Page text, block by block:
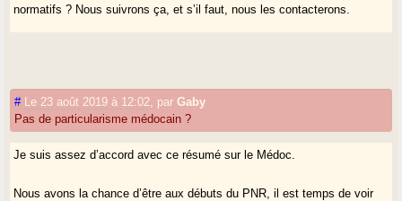
normatifs ? Nous suivrons ça, et s’il faut, nous les contacterons.
magnifique rive saintongeaise en face, mais peut-être trop classique.
On trouve en Médoc de superbes hameaux "landescots", qui cochent
toutes les cases du paysage landais : pignada, lagune, bergerie à
façade-pignon, un paysage sans haies. Et allez tous vous perdre au
# Le 23 août 2019 à 12:02 parGaby
Pas de particularisme médocain ?
Je suis assez d’accord avec ce résumé sur le Médoc.
Nous avons la chance d’être aux débuts du PNR, il est temps de voir